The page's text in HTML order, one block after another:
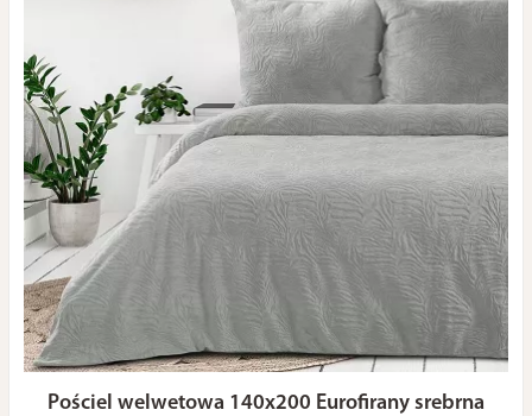
Pościel welwetowa 140x200 Eurofirany srebrna